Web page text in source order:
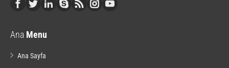
Ana Menu
Ana Sayfa